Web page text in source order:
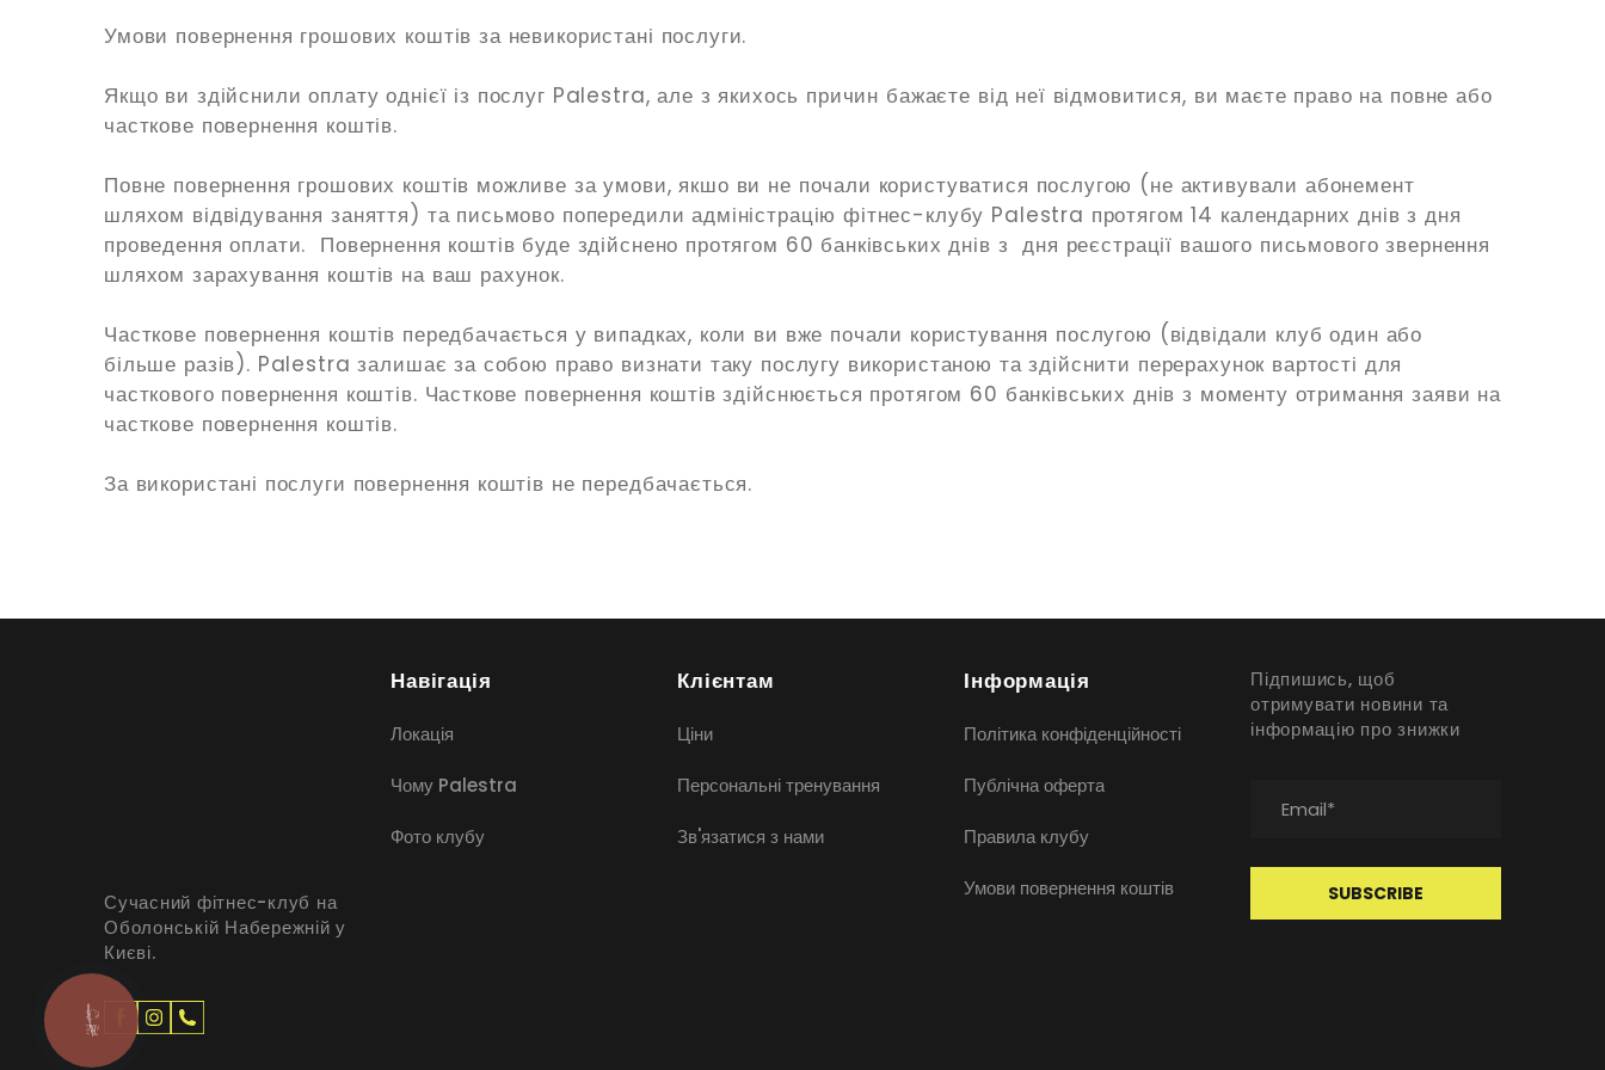
Умови повернення грошових коштів за невикористані послуги.
Якщо ви здійснили оплату однієї із послуг Palestra, але з якихось причин бажаєте від неї відмовитися, ви маєте право на повне або
часткове повернення коштів.
Повне повернення грошових коштів можливе за умови, якшо ви не почали користуватися послугою (не активували абонемент
шляхом відвідування заняття) та письмово попередили адміністрацію фітнес-клубу Palestra протягом 14 календарних днів з дня
проведення оплати. Повернення коштів буде здійснено протягом 60 банківських днів з дня реєстрації вашого письмового звернення
шляхом зарахування коштів на ваш рахунок.
Часткове повернення коштів передбачається у випадках, коли ви вже почали користування послугою (відвідали клуб один або
більше разів). Palestra залишає за собою право визнати таку послугу використаною та здійснити перерахунок вартості для
часткового повернення коштів. Часткове повернення коштів здійснюється протягом 60 банківських днів з моменту отримання заяви на
часткове повернення коштів.
За використані послуги повернення коштів не передбачається.
Сучасний фітнес-клуб на
Оболонській Набережній у
Києві.
Навігація
Локація
Чому Palestra
Фото клубу
Клієнтам
Ціни
Персональні тренування
Зв'язатися з нами
Інформація
Політика конфіденційності
Публічна оферта
Правила клубу
Умови повернення коштів
Підпишись, щоб
отримувати новини та
інформацію про знижки
SUBSCRIBE
КНОПКА
ЗВ'ЯЗКУ